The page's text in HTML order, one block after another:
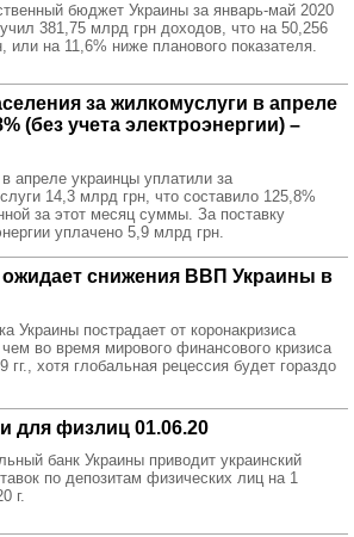
бюджет Украины за январь-май 2020
381,75 млрд грн доходов, что на 50,256
или на 11,6% ниже планового показателя.
за жилкомуслуги в апреле
(без учета электроэнергии) –
апреле украинцы уплатили за
14,3 млрд грн, что составило 125,8%
за этот месяц суммы. За поставку
уплачено 5,9 млрд грн.
ожидает снижения ВВП Украины в
Украины пострадает от коронакризиса
во время мирового финансового кризиса
гг., хотя глобальная рецессия будет гораздо
для физлиц 01.06.20
банк Украины приводит украинский
по депозитам физических лиц на 1
г.